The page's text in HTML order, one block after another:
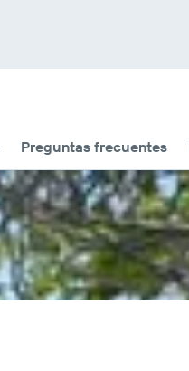
Preguntas frecuentes